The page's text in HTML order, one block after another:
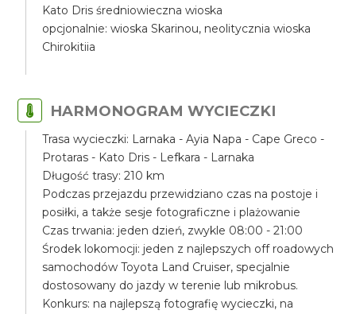
Kato Dris średniowieczna wioska
opcjonalnie: wioska Skarinou, neolitycznia wioska
Chirokitiia
HARMONOGRAM WYCIECZKI
Trasa wycieczki: Larnaka - Ayia Napa - Cape Greco -
Protaras - Kato Dris - Lefkara - Larnaka
Długość trasy: 210 km
Podczas przejazdu przewidziano czas na postoje i
posiłki, a także sesje fotograficzne i plażowanie
Czas trwania: jeden dzień, zwykle 08:00 - 21:00
Środek lokomocji: jeden z najlepszych off roadowych
samochodów Toyota Land Cruiser, specjalnie
dostosowany do jazdy w terenie lub mikrobus.
Konkurs: na najlepszą fotografię wycieczki, na